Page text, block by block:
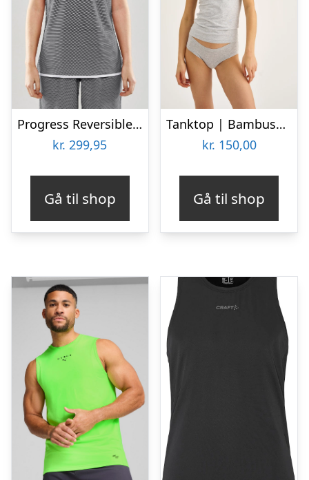
Progress Reversible Basketball Tanktop
kr. 299,95
Gå til shop
Tanktop | Bambusviskose | Grå melange
kr. 150,00
Gå til shop